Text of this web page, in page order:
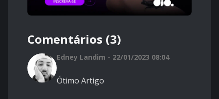
Comentários (3)
Edney Landim - 22/01/2023 08:04
Ótimo Artigo